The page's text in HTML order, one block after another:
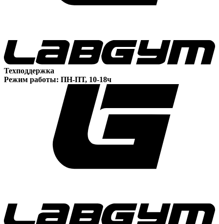
Техподдержка
Режим работы: ПН-ПТ, 10-18ч